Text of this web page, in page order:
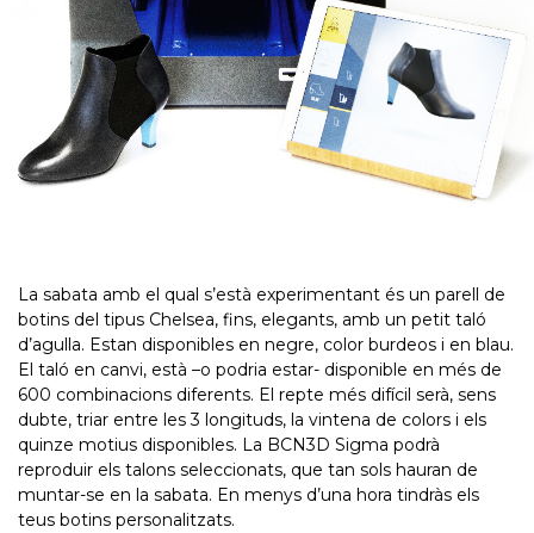
La sabata amb el qual s’està experimentant és un parell de
botins del tipus Chelsea, fins, elegants, amb un petit taló
d’agulla. Estan disponibles en negre, color burdeos i en blau.
El taló en canvi, està –o podria estar- disponible en més de
600 combinacions diferents. El repte més difícil serà, sens
dubte, triar entre les 3 longituds, la vintena de colors i els
quinze motius disponibles. La BCN3D Sigma podrà
reproduir els talons seleccionats, que tan sols hauran de
muntar-se en la sabata. En menys d’una hora tindràs els
teus botins personalitzats.